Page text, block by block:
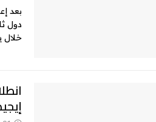
بعد
خلال